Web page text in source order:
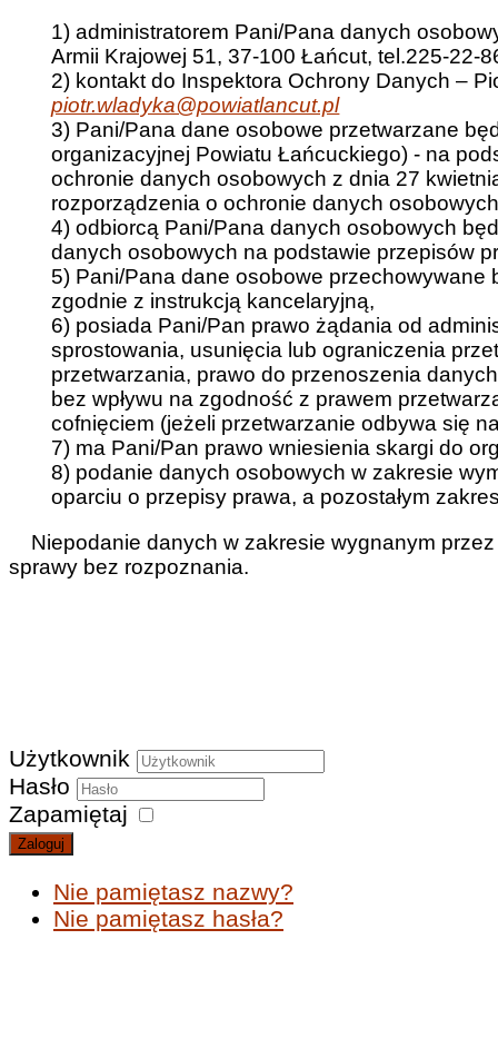
1) administratorem Pani/Pana danych
Armii Krajowej 51, 37-100 Łańcut, tel.225-22-
2) kontakt do Inspektora Ochrony Danych –
piotr.wladyka@powiatlancut.pl
3) Pani/Pana dane osobowe przetwarzane
organizacyjnej Powiatu Łańcuckiego) - na
ochronie danych osobowych z dnia 27
rozporządzenia o ochronie danych
4) odbiorcą Pani/Pana danych osobowych
danych osobowych na podstawie przepisów
5) Pani/Pana dane osobowe
zgodnie z instrukcją kancelaryjną,
6) posiada Pani/Pan prawo żądania od
sprostowania, usunięcia lub ograniczenia
przetwarzania, prawo do przenoszenia
bez wpływu na zgodność z prawem
cofnięciem (jeżeli przetwarzanie odbywa się
7) ma Pani/Pan prawo wniesienia skargi do
8) podanie danych osobowych w zakresie
oparciu o przepisy prawa, a pozostałym
Niepodanie danych w zakresie wygnanym
sprawy bez rozpoznania.
Użytkownik
Hasło
Zapamiętaj
Zaloguj
Nie pamiętasz nazwy?
Nie pamiętasz hasła?